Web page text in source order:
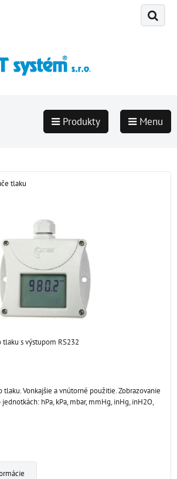
Produkty Menu
tlaku
s výstupom RS232
Vonkajšie a vnútorné použitie. Zobrazovanie
hPa, kPa, mbar, mmHg, inHg, inH2O,